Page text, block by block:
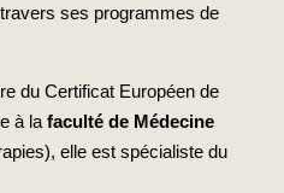
ses programmes de
du Certificat Européen de
à la faculté de Médecine
elle est spécialiste du